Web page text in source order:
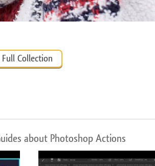
Collection
about Photoshop Actions